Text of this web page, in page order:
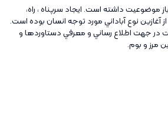
موضوعيت داشته است. ايجاد سرپناه ، راه،
آغازين نوع آباداني مورد توجه انسان بوده است.
در جهت اطلاع رساني و معرفي دستاوردها و
مرز و بوم.